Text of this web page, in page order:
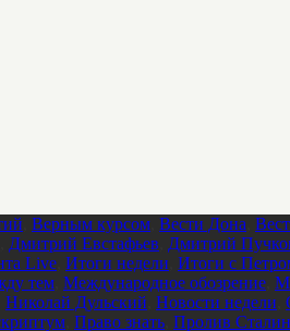
Верным курсом Вести Дона
Дмитрий Евстафьев Дмитрий
Live Итоги недели Итоги с
тем Международное обозрение
Николай Дульский Новости недели
Право знать Пролив